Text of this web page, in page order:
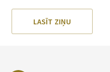
LASĪT ZIŅU